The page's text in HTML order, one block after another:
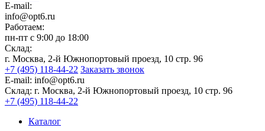
E-mail:
info@opt6.ru
Работаем:
пн-пт с 9:00 до 18:00
Склад:
г. Москва, 2-й Южнопортовый проезд, 10 стр. 96
+7 (495) 118-44-22 Заказать звонок
E-mail: info@opt6.ru
Склад: г. Москва, 2-й Южнопортовый проезд, 10 стр. 96
+7 (495) 118-44-22
Каталог